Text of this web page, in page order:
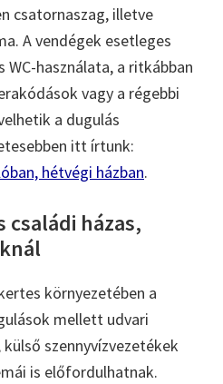
csatornaszag, illetve
A vendégek esetleges
használata, a ritkábban
vagy a régebbi
a dugulás
itt írtunk:
hétvégi házban.
házas,
környezetében a
mellett udvari
szennyvízvezetékek
is előfordulhatnak.